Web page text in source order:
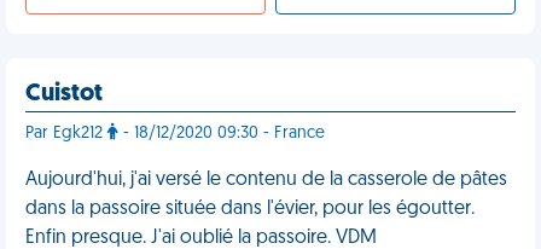
Cuistot
Par Egk212 - 18/12/2020 09:30 - France
Aujourd'hui, j'ai versé le contenu de la casserole de pâtes
dans la passoire située dans l'évier, pour les égoutter.
Enfin presque. J'ai oublié la passoire. VDM